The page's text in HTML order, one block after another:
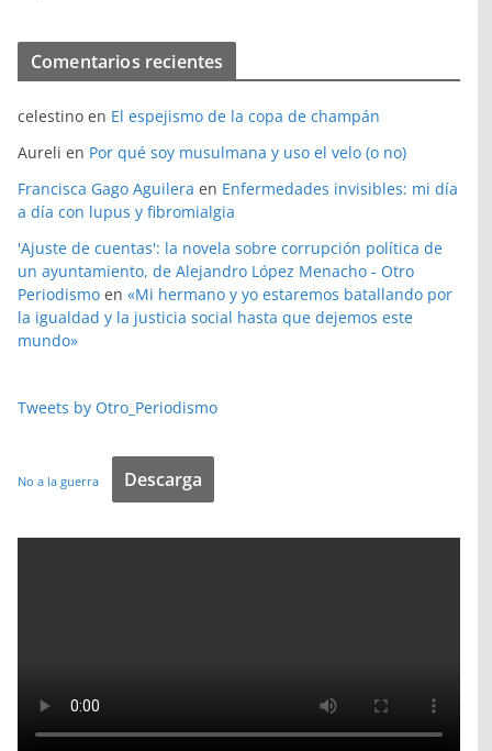
Comentarios recientes
celestino en El espejismo de la copa de champán
Aureli en Por qué soy musulmana y uso el velo (o no)
Francisca Gago Aguilera en Enfermedades invisibles: mi día
a día con lupus y fibromialgia
'Ajuste de cuentas': la novela sobre corrupción política de
un ayuntamiento, de Alejandro López Menacho - Otro
Periodismo en «Mi hermano y yo estaremos batallando por
la igualdad y la justicia social hasta que dejemos este
mundo»
Tweets by Otro_Periodismo
No a la guerra Descarga